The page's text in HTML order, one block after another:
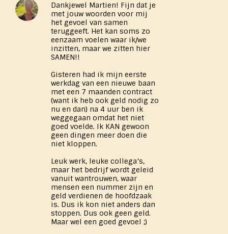
Dankjewel Martien! Fijn dat je
met jouw woorden voor mij
het gevoel van samen
teruggeeft. Het kan soms zo
eenzaam voelen waar ik/we
inzitten, maar we zitten hier
SAMEN!!
Gisteren had ik mijn eerste
werkdag van een nieuwe baan
met een 7 maanden contract
(want ik heb ook geld nodig zo
nu en dan) na 4 uur ben ik
weggegaan omdat het niet
goed voelde. Ik KAN gewoon
geen dingen meer doen die
niet kloppen.
Leuk werk, leuke collega’s,
maar het bedrijf wordt geleid
vanuit wantrouwen, waar
mensen een nummer zijn en
geld verdienen de hoofdzaak
is. Dus ik kon niet anders dan
stoppen. Dus ook geen geld.
Maar wel een goed gevoel ;)